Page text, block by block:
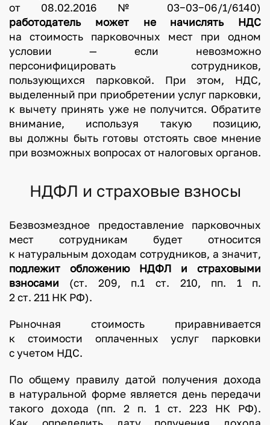
от 08.02.2016 № 03−03−06/1/6140)
работодатель может не начислять НДС
на стоимость парковочных мест при одном
условии — если невозможно
персонифицировать сотрудников,
пользующихся парковкой. При этом, НДС,
выделенный при приобретении услуг парковки,
к вычету принять уже не получится. Обратите
внимание, используя такую позицию,
вы должны быть готовы отстоять свое мнение
при возможных вопросах от налоговых органов.
НДФЛ и страховые взносы
Безвозмездное предоставление парковочных
мест сотрудникам будет относится
к натуральным доходам сотрудников, а значит,
подлежит обложению НДФЛ и страховыми
взносами (ст. 209, п.1 ст. 210, пп. 1 п.
2 ст. 211 НК РФ).
Рыночная стоимость приравнивается
к стоимости оплаченных услуг парковки
с учетом НДС.
По общему правилу датой получения дохода
в натуральной форме является день передачи
такого дохода (пп. 2 п. 1 ст. 223 НК РФ).